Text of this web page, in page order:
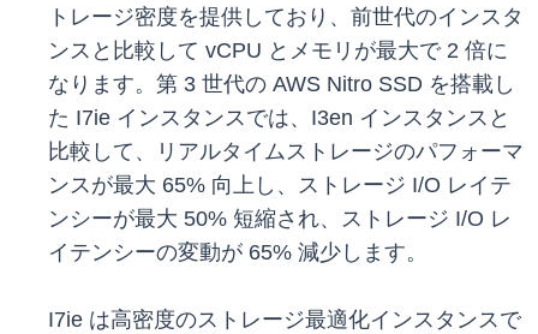
トレージ密度を提供しており、前世代のインスタ
ンスと比較して vCPU とメモリが最大で 2 倍に
なります。第 3 世代の AWS Nitro SSD を搭載し
た I7ie インスタンスでは、I3en インスタンスと
比較して、リアルタイムストレージのパフォーマ
ンスが最大 65% 向上し、ストレージ I/O レイテ
ンシーが最大 50% 短縮され、ストレージ I/O レ
イテンシーの変動が 65% 減少します。
I7ie は高密度のストレージ最適化インスタンスで